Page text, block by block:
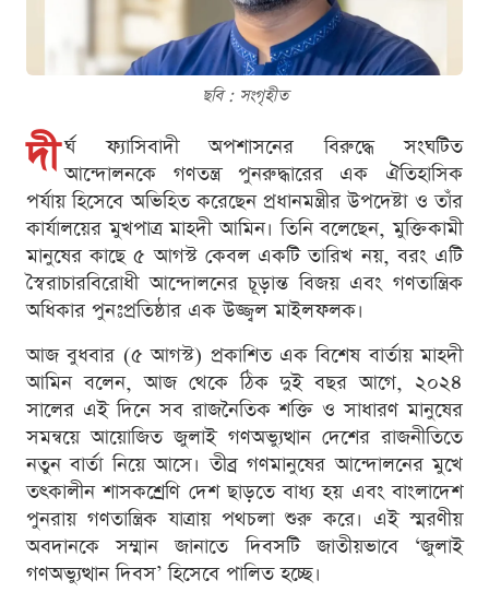
ছবি : সংগৃহীত
দী র্ঘ ফ্যাসিবাদী অপশাসনের বিরুদ্ধে সংঘটিত
আন্দোলনকে গণতন্ত্র পুনরুদ্ধারের এক ঐতিহাসিক
পর্যায় হিসেবে অভিহিত করেছেন প্রধানমন্ত্রীর উপদেষ্টা ও তাঁর
কার্যালয়ের মুখপাত্র মাহদী আমিন। তিনি বলেছেন, মুক্তিকামী
মানুষের কাছে ৫ আগস্ট কেবল একটি তারিখ নয়, বরং এটি
স্বৈরাচারবিরোধী আন্দোলনের চূড়ান্ত বিজয় এবং গণতান্ত্রিক
অধিকার পুনঃপ্রতিষ্ঠার এক উজ্জ্বল মাইলফলক।
আজ বুধবার (৫ আগস্ট) প্রকাশিত এক বিশেষ বার্তায় মাহদী
আমিন বলেন, আজ থেকে ঠিক দুই বছর আগে, ২০২৪
সালের এই দিনে সব রাজনৈতিক শক্তি ও সাধারণ মানুষের
সমন্বয়ে আয়োজিত জুলাই গণঅভ্যুত্থান দেশের রাজনীতিতে
নতুন বার্তা নিয়ে আসে। তীব্র গণমানুষের আন্দোলনের মুখে
তৎকালীন শাসকশ্রেণি দেশ ছাড়তে বাধ্য হয় এবং বাংলাদেশ
পুনরায় গণতান্ত্রিক যাত্রায় পথচলা শুরু করে। এই স্মরণীয়
অবদানকে সম্মান জানাতে দিবসটি জাতীয়ভাবে ‘জুলাই
গণঅভ্যুত্থান দিবস’ হিসেবে পালিত হচ্ছে।